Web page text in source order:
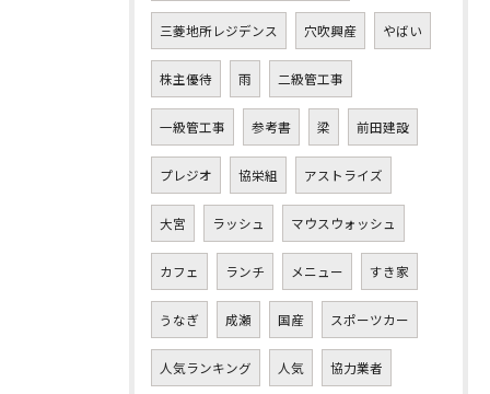
三菱地所レジデンス 穴吹興産 やばい
株主優待 雨 二級管工事
一級管工事 参考書 梁 前田建設
プレジオ 協栄組 アストライズ
大宮 ラッシュ マウスウォッシュ
カフェ ランチ メニュー すき家
うなぎ 成瀬 国産 スポーツカー
人気ランキング 人気 協力業者